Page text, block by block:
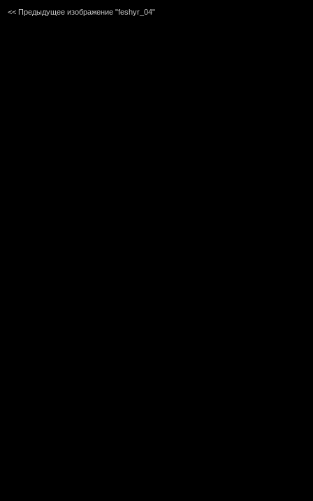
<< Предыдущее изображение "feshyr_04"